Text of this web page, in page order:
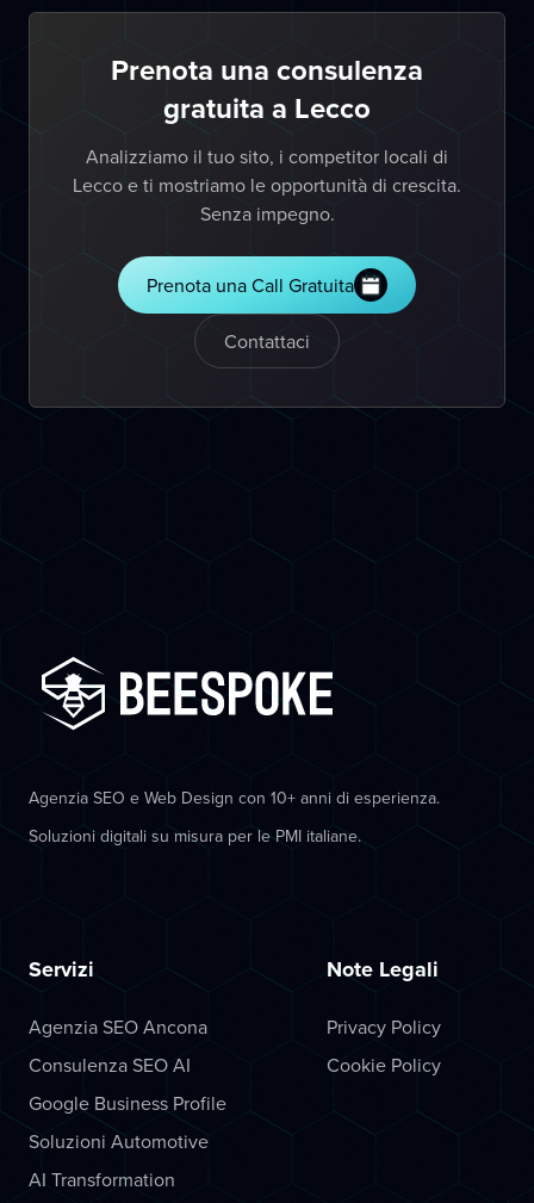
Prenota una consulenza
gratuita a Lecco
Analizziamo il tuo sito, i competitor locali di
Lecco e ti mostriamo le opportunità di crescita.
Senza impegno.
Prenota una Call Gratuita
Contattaci
Agenzia SEO e Web Design con 10+ anni di esperienza.
Soluzioni digitali su misura per le PMI italiane.
Servizi
Agenzia SEO Ancona
Consulenza SEO AI
Google Business Profile
Soluzioni Automotive
AI Transformation
Note Legali
Privacy Policy
Cookie Policy